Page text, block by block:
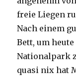
freie Liegen
Nach einem
Bett, um
Nationalpark
quasi nix hat